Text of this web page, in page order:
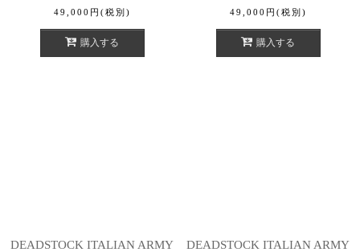
49,000 円 (税別)
購入する
49,000 円 (税別)
購入する
DEADSTOCK ITALIAN ARMY
DEADSTOCK ITALIAN ARMY